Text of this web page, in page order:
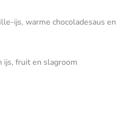
ijs, warme chocoladesaus en
ijs, fruit en slagroom